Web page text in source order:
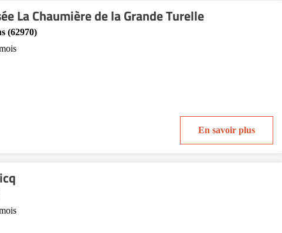
La Chaumière de la Grande Turelle
(62970)
En savoir plus